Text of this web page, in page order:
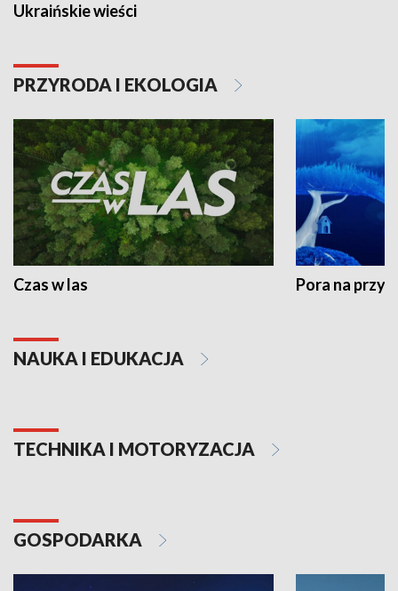
Ukraińskie wieści
PRZYRODA I EKOLOGIA
Czas w las Pora na
NAUKA I EDUKACJA
TECHNIKA I MOTORYZACJA
GOSPODARKA